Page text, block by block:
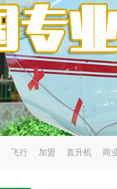
飞行 加盟 直升机 商